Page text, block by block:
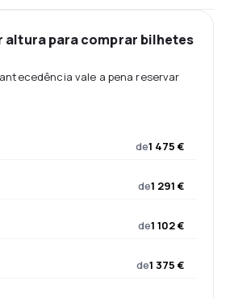
altura para comprar bilhetes
vale a pena reservar
de1 475 €
de1 291 €
de1 102 €
de1 375 €